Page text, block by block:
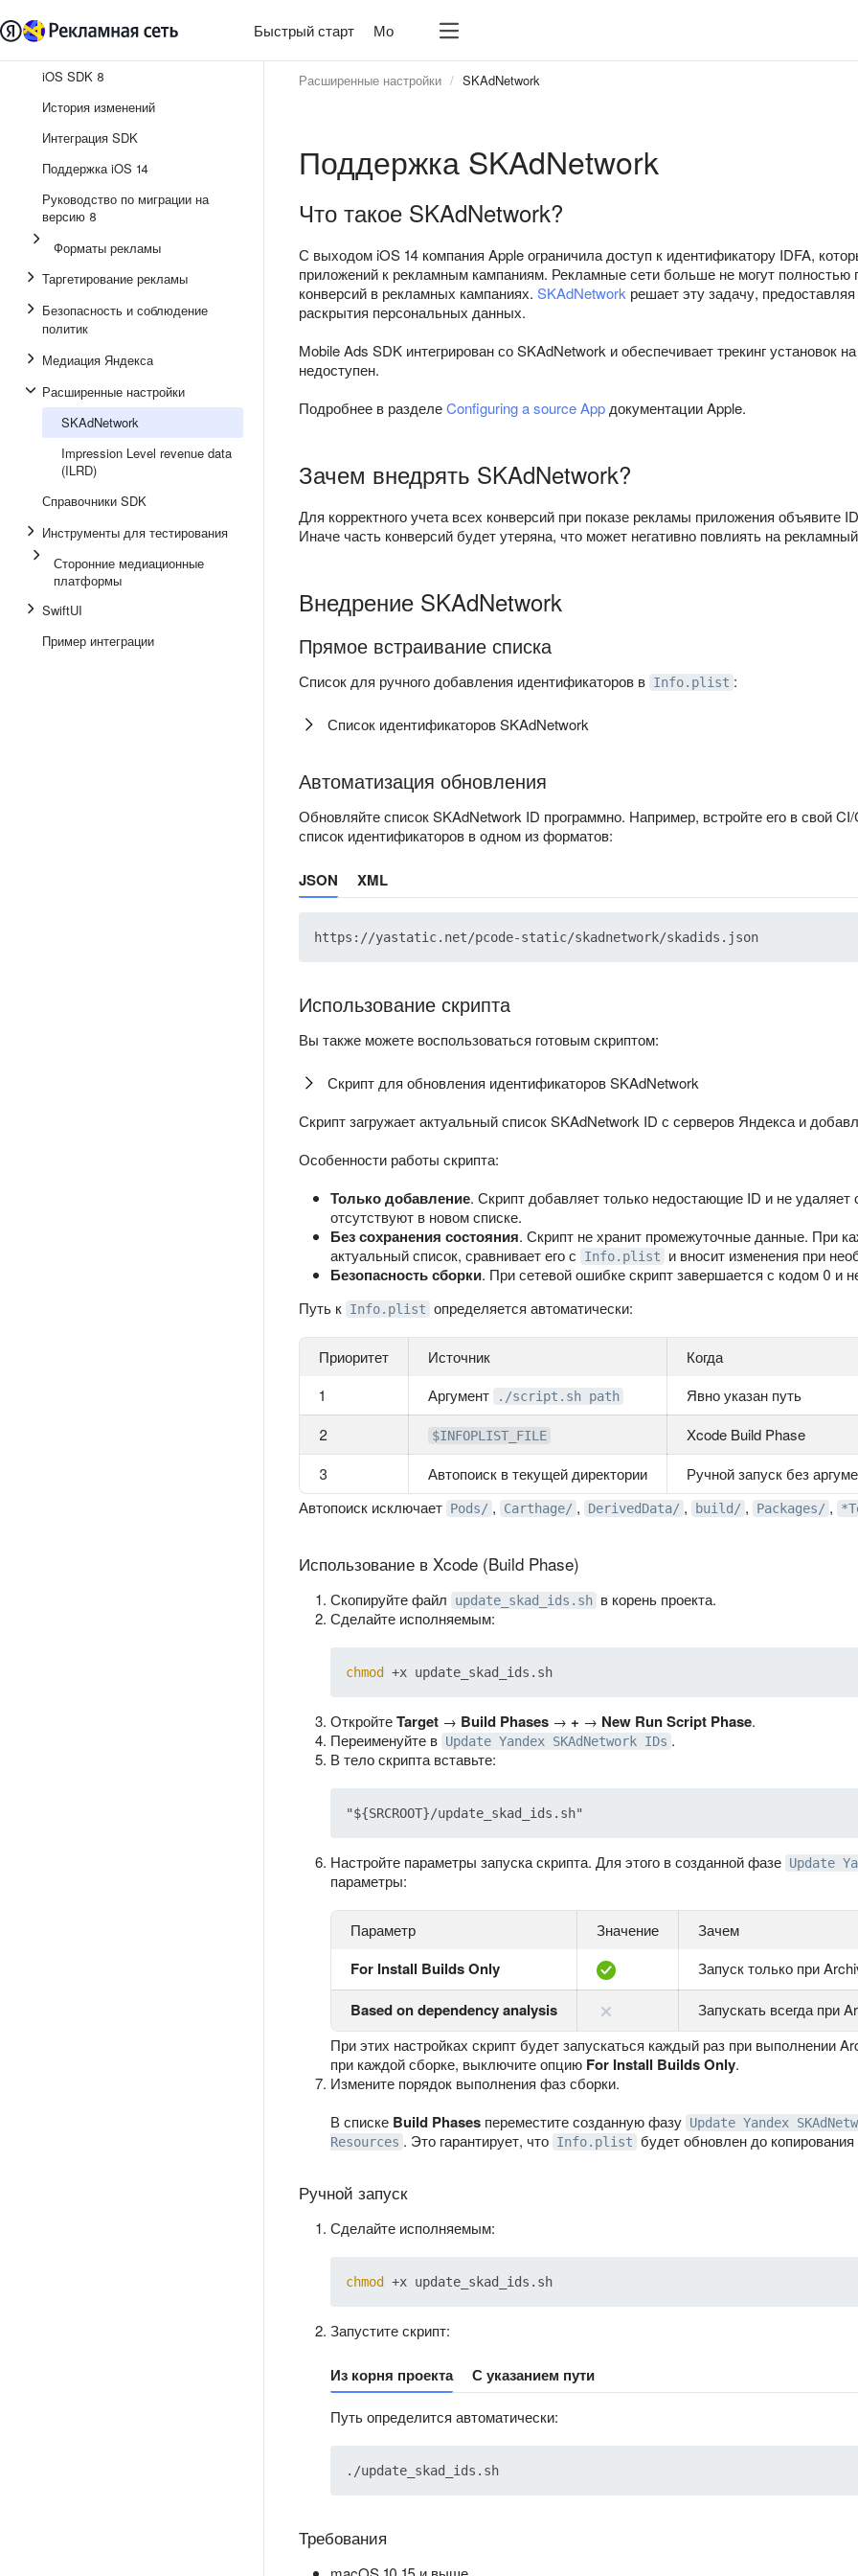
Быстрый старт Монетизация
Unity
iOS SDK 8
История изменений
Интеграция SDK
Поддержка iOS 14
Руководство по миграции на
версию 8
Форматы рекламы
Таргетирование рекламы
Безопасность и соблюдение
политик
Медиация Яндекса
Расширенные настройки
SKAdNetwork
Impression Level revenue data
(ILRD)
Справочники SDK
Инструменты для тестирования
Сторонние медиационные
платформы
SwiftUI
Пример интеграции
Расширенные настройки SKAdNetwork
Поддержка SKAdNetwork
Что такое SKAdNetwork?
С выходом iOS 14 компания Apple ограничила доступ к идентификатору IDFA,
приложений к рекламным кампаниям. Рекламные сети больше не могут полностью
конверсий в рекламных кампаниях. SKAdNetwork решает эту задачу,
раскрытия персональных данных.
Mobile Ads SDK интегрирован со SKAdNetwork и обеспечивает трекинг установок
недоступен.
Подробнее в разделеConfiguring a source App документации Apple.
Зачем внедрять SKAdNetwork?
Для корректного учета всех конверсий при показе рекламы приложения объявите
Иначе часть конверсий будет утеряна, что может негативно повлиять на
Внедрение SKAdNetwork
Прямое встраивание списка
Список для ручного добавления идентификаторов в Info.plist :
Список идентификаторов SKAdNetwork
Автоматизация обновления
Обновляйте список SKAdNetwork ID программно. Например, встройте его в свой
список идентификаторов в одном из форматов:
JSON XML
Использование скрипта
Вы также можете воспользоваться готовым скриптом:
Скрипт для обновления идентификаторов SKAdNetwork
Скрипт загружает актуальный список SKAdNetwork ID с серверов Яндекса и
Особенности работы скрипта:
Только добавление. Скрипт добавляет только недостающие ID и не
отсутствуют в новом списке.
Без сохранения состояния. Скрипт не хранит промежуточные данные. При
актуальный список, сравнивает его с
Info.plist и вносит изменения при
Безопасность сборки. При сетевой ошибке скрипт завершается с кодом 0 и
Путь к Info.plist определяется автоматически:
Приоритет Источник
Когда
1
Аргумент ./script.sh path
Явно указан путь
2
$INFOPLIST_FILE
Xcode Build Phase
3
Автопоиск в текущей директории
Ручной запуск без
Автопоиск исключает Pods/ , Carthage/ , DerivedData/ , build/ , Packages/ ,
Использование в Xcode (Build Phase)
Скопируйте файл update_skad_ids.sh в корень проекта.
Сделайте исполняемым:
chmod
ОткройтеTarget → Build Phases → + → New Run Script Phase.
Переименуйте в Update Yandex SKAdNetwork IDs .
В тело скрипта вставьте:
Настройте параметры запуска скрипта. Для этого в созданной фазе Update
параметры:
Параметр Значение Зачем
For Install Builds Only Запуск только при
Based on dependency analysis
Запускать всегда при
При этих настройках скрипт будет запускаться каждый раз при выполнении
при каждой сборке, выключите опцию For Install Builds Only.
Измените порядок выполнения фаз сборки.
В списке Build Phases переместите созданную фазу Update Yandex
Resources . Это гарантирует, что Info.plist будет обновлен до
Ручной запуск
Сделайте исполняемым:
chmod
Запустите скрипт:
Из корня проекта С указанием пути
Путь определится автоматически:
Требования